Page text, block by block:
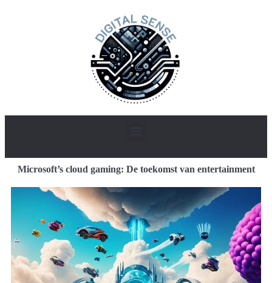
Microsoft’s cloud gaming: De toekomst van entertainment